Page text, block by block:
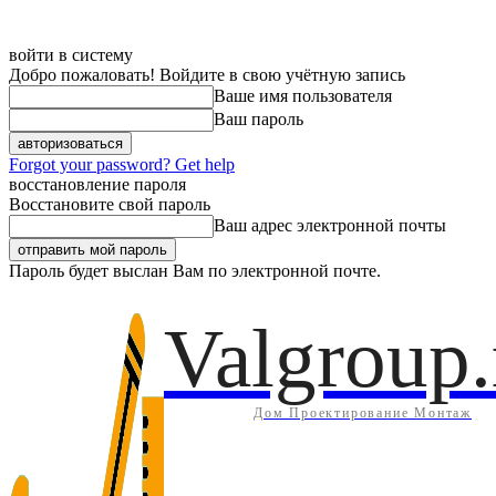
войти в систему
Добро пожаловать! Войдите в свою учётную запись
Ваше имя пользователя
Ваш пароль
Forgot your password? Get help
восстановление пароля
Восстановите свой пароль
Ваш адрес электронной почты
Пароль будет выслан Вам по электронной почте.
Дом Проектирование Монтаж